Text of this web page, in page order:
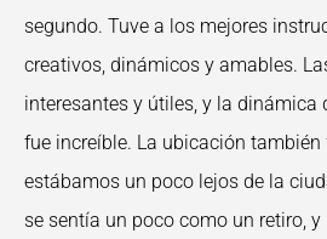
segundo. Tuve a los mejores
creativos, dinámicos y amables.
interesantes y útiles, y la dinámica
fue increíble. La ubicación
estábamos un poco lejos de la
se sentía un poco como un retiro,